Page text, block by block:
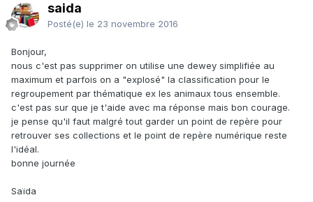
saida
Posté(e) le 23 novembre 2016
Bonjour,
nous c'est pas supprimer on utilise une dewey simplifiée au
maximum et parfois on a "explosé" la classification pour le
regroupement par thématique ex les animaux tous ensemble.
c'est pas sur que je t'aide avec ma réponse mais bon courage.
je pense qu'il faut malgré tout garder un point de repère pour
retrouver ses collections et le point de repère numérique reste
l'idéal.
bonne journée
Saïda